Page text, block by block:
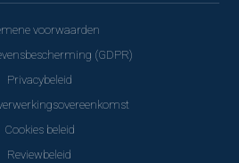
voorwaarden
(GDPR)
Privacybeleid
Cookies beleid
Reviewbeleid